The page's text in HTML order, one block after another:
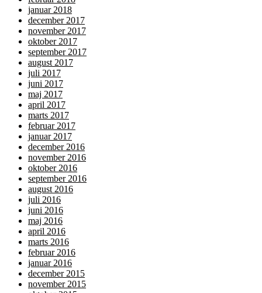
januar 2018
december 2017
november 2017
oktober 2017
september 2017
august 2017
juli 2017
juni 2017
maj 2017
april 2017
marts 2017
februar 2017
januar 2017
december 2016
november 2016
oktober 2016
september 2016
august 2016
juli 2016
juni 2016
maj 2016
april 2016
marts 2016
februar 2016
januar 2016
december 2015
november 2015